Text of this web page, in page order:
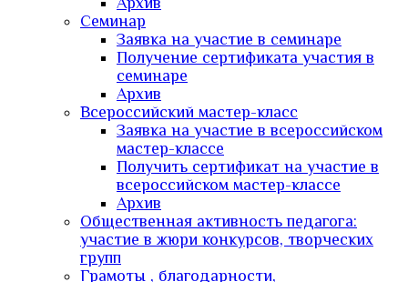
Семинар
Заявка на участие в семинаре
Получение сертификата участия в
семинаре
Архив
Всероссийский мастер-класс
Заявка на участие в всероссийском
мастер-классе
Получить сертификат на участие в
всероссийском мастер-классе
Архив
Общественная активность педагога:
участие в жюри конкурсов, творческих
групп
Грамоты , благодарности,